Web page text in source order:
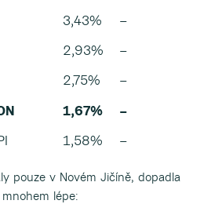
3,43%
–
2,93%
–
2,75% –
1,67% –
1,58% –
pouze v Novém Jičíně, dopadla
mnohem lépe: